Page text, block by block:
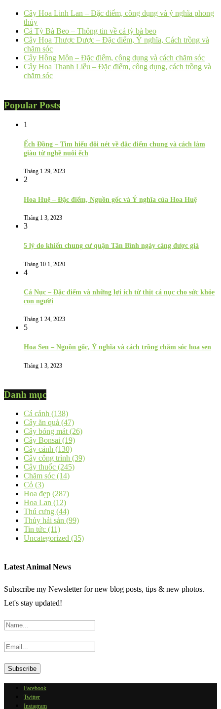
Cây Hoa Linh Lan – Đặc điểm, công dụng và ý nghĩa phong
thủy
Cá Tỳ Bà Beo – Thông tin về cá tỳ bà beo
Cây Hoa Thược Dược – Đặc điểm, Ý nghĩa, Cách trồng và
chăm sóc
Cây Hồng Môn – Đặc điểm, công dụng và cách chăm sóc
Cây Hoa Thanh Liễu – Đặc điểm, công dụng, cách trồng và
chăm sóc
Popular Posts
1
Ếch Đồng – Tìm hiểu đôi nét về đặc điểm chung và cách làm
giàu từ nghề nuôi ếch
Tháng 1 29, 2023
2
Hoa Huệ – Đặc điểm, Nguồn gốc và Ý nghĩa của Hoa Huệ
Tháng 1 3, 2023
3
5 lý do khiến chung cư quận Tân Bình ngày càng được giá
Tháng 10 1, 2020
4
Cá Nục – Đặc điểm và những lợi ích từ thịt cá nục cho sức khỏe
con người
Tháng 1 24, 2023
5
Hoa Sen – Nguồn gốc, Ý nghĩa và cách trồng chăm sóc hoa sen
Tháng 1 3, 2023
Danh mục
Cá cảnh (138)
Cây ăn quả (47)
Cây bóng mát (26)
Cây Bonsai (19)
Cây cảnh (130)
Cây công trình (39)
Cây thuốc (245)
Chăm sóc (14)
Cỏ (3)
Hoa đẹp (287)
Hoa Lan (12)
Thú cưng (44)
Thủy hải sản (99)
Tin tức (11)
Uncategorized (35)
Latest Animal News
Subscribe my Newsletter for new blog posts, tips & new photos.
Let's stay updated!
Facebook
Twitter
Instagram